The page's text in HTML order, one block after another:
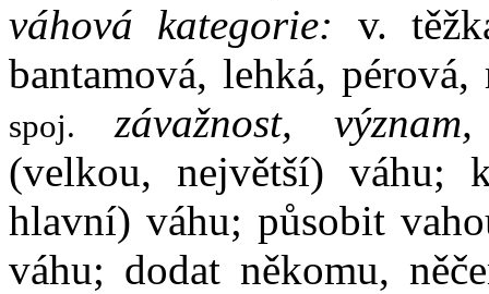
váhová kategorie: v.
bantamová, lehká,
spoj.závažnost,
(velkou, největší) váhu;
hlavní) váhu; působit
váhu; dodat někomu,